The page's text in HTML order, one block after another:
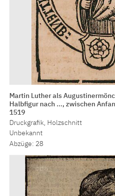
Martin Luther als
Halbfigur nach …, zwischen
1519
Druckgrafik, Holzschnitt
Unbekannt
Abzüge: 28